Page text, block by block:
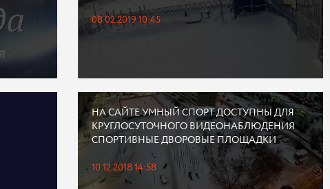
08.02.2019 10:45
НА САЙТЕ УМНЫЙ СПОРТ ДОСТУПНЫ ДЛЯ
КРУГЛОСУТОЧНОГО ВИДЕОНАБЛЮДЕНИЯ
СПОРТИВНЫЕ ДВОРОВЫЕ ПЛОЩАДКИ
10.12.2018 14:58